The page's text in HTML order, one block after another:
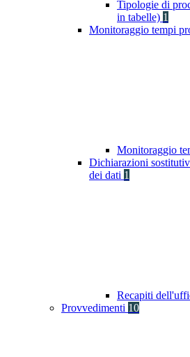
Tipologie di
in tabelle) 1
Monitoraggio tempi
Monitoraggio
Dichiarazioni
dei dati 1
Recapiti
Provvedimenti 10